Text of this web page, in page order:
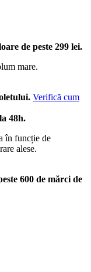
de peste 299 lei.
mare.
Verifică cum
48h.
în funcție de
alese.
600 de mărci de